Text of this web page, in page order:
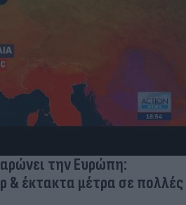
την Ευρώπη:
& έκτακτα μέτρα σε πολλές